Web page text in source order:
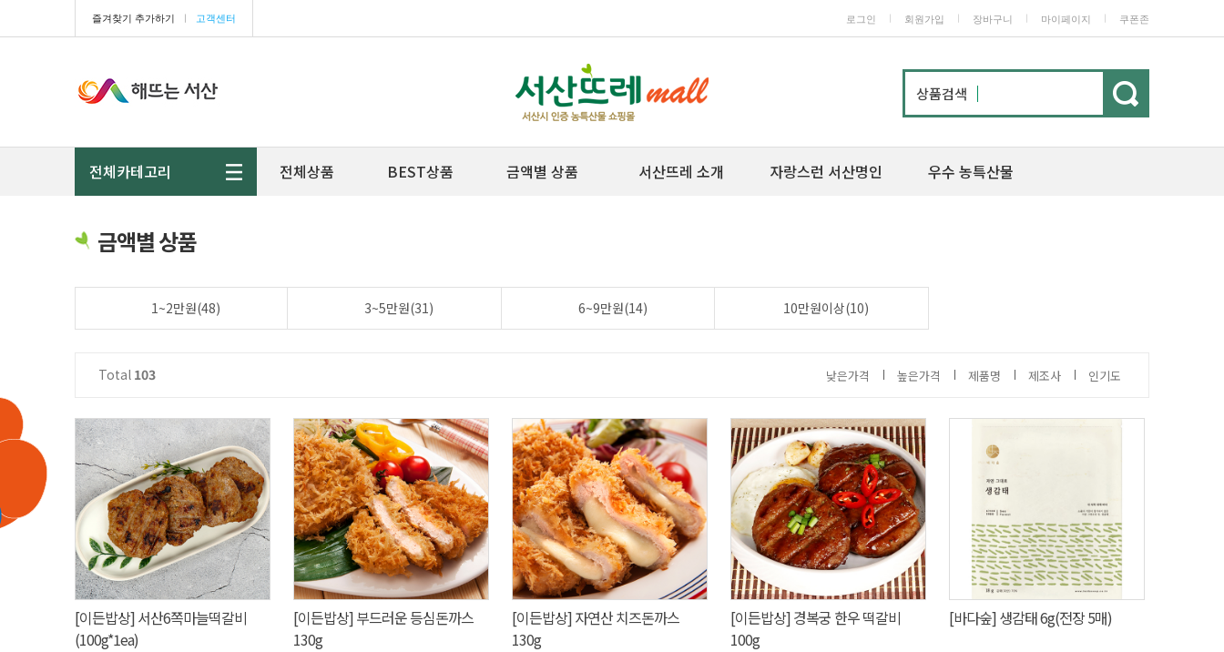
즐겨찾기 추가하기 ㅣ 고객센터 로그인 회원가입 장바구니 마이페이지 쿠폰존
상품검색
전체카테고리 전체상품 BEST상품 금액별 상품 서산뜨레 소개 자랑스런 서산명인 우수 농특산물
금액별 상품
1~2만원(48) 3~5만원(31) 6~9만원(14) 10만원이상(10)
Total 103 낮은가격 높은가격 제품명 제조사 인기도
[이든밥상] 서산6쪽마늘떡갈비
(100g*1ea)
[이든밥상] 부드러운 등심돈까스
130g
[이든밥상] 자연산 치즈돈까스
130g
[이든밥상] 경복궁 한우 떡갈비
100g
[바다숲] 생감태 6g(전장 5매)